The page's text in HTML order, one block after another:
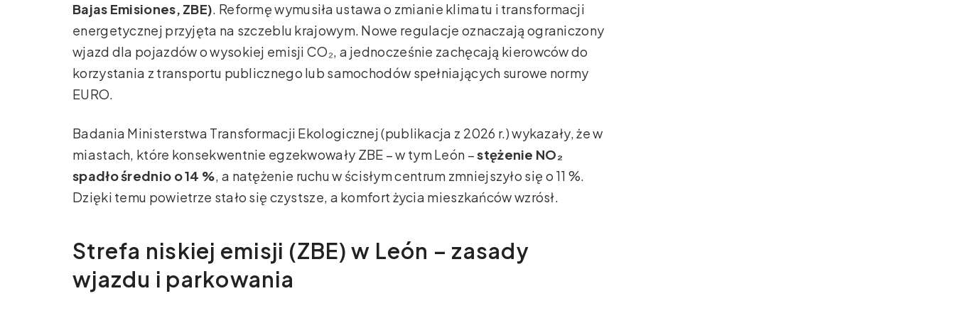
Bajas Emisiones, ZBE). Reformę wymusiła ustawa o zmianie klimatu i transformacji
energetycznej przyjęta na szczeblu krajowym. Nowe regulacje oznaczają ograniczony
wjazd dla pojazdów o wysokiej emisji CO₂, a jednocześnie zachęcają kierowców do
korzystania z transportu publicznego lub samochodów spełniających surowe normy
EURO.
Badania Ministerstwa Transformacji Ekologicznej (publikacja z 2026 r.) wykazały, że w
miastach, które konsekwentnie egzekwowały ZBE – w tym León –stężenie NO₂
spadło średnio o 14 %, a natężenie ruchu w ścisłym centrum zmniejszyło się o 11 %.
Dzięki temu powietrze stało się czystsze, a komfort życia mieszkańców wzrósł.
Strefa niskiej emisji (ZBE) w León – zasady
wjazdu i parkowania